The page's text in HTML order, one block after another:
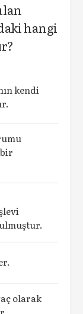
hangi
kendi
olarak